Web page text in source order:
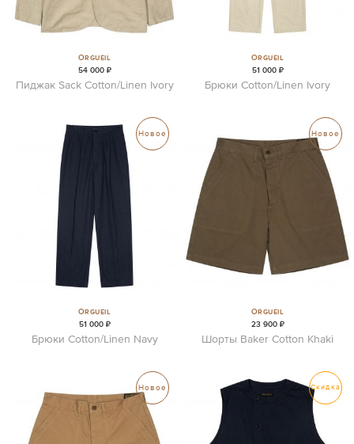
Orgueil
54 000 ₽
Пиджак Sack Cotton/Linen Ivory
Orgueil
51 000 ₽
Брюки Cotton/Linen Ivory
Новое
Orgueil
51 000 ₽
Брюки Cotton/Linen Navy
Новое
Orgueil
23 900 ₽
Шорты Baker Cotton Khaki
Новое Скидка